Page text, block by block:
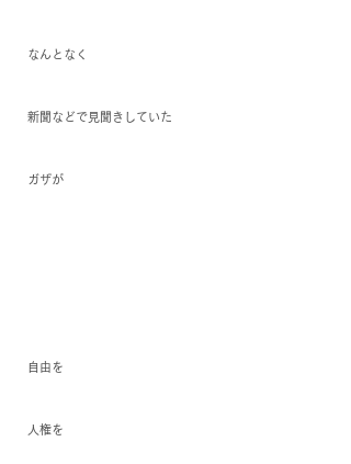
なんとなく
新聞などで見聞きしていた
ガザが
自由を
人権を